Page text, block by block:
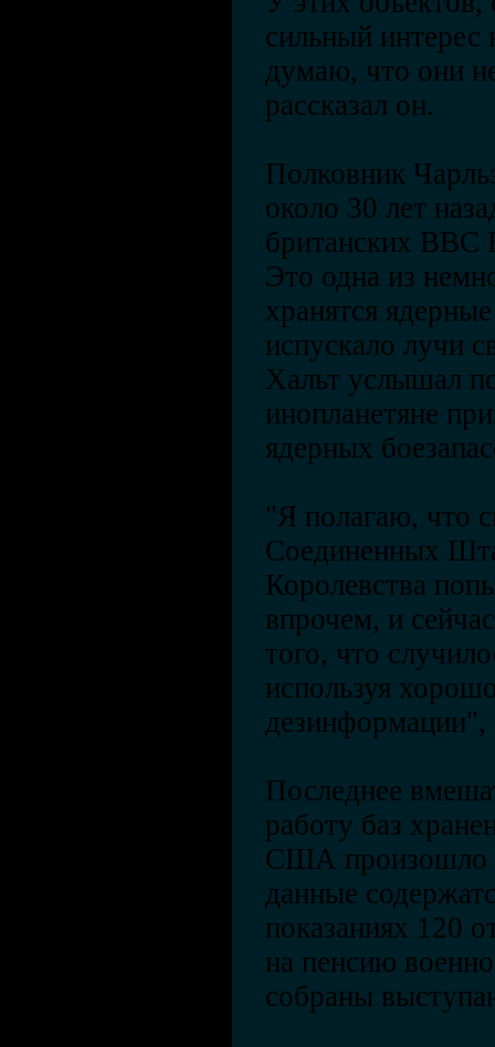
сильный
думаю, что они
рассказал он.
Полковник
около 30 лет
британских ВВС
Это одна из
хранятся
испускало лучи
Хальт услышал
инопланетяне
ядерных
"Я полагаю, что
Соединенных
Королевства
впрочем, и
того, что
используя
дезинформации",
Последнее
работу баз
США произошло
данные
показаниях 120
на пенсию
собраны